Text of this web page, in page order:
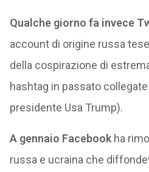
Qualche giorno fa invece
account di origine russa
della cospirazione di
hashtag in passato
presidente Usa Trump).
A gennaio Facebookha
russa e ucraina che